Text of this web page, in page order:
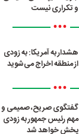
و تکراری نیست
•••
هشدار به آمریکا: به زودی
از منطقه اخراج می‌شوید
•••
گفتگوی صریح، صمیمی و
مهم رئیس جمهور به زودی
پخش خواهد شد